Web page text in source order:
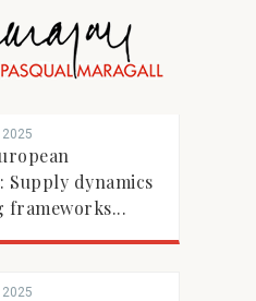
2025
Supply dynamics
frameworks...
2025